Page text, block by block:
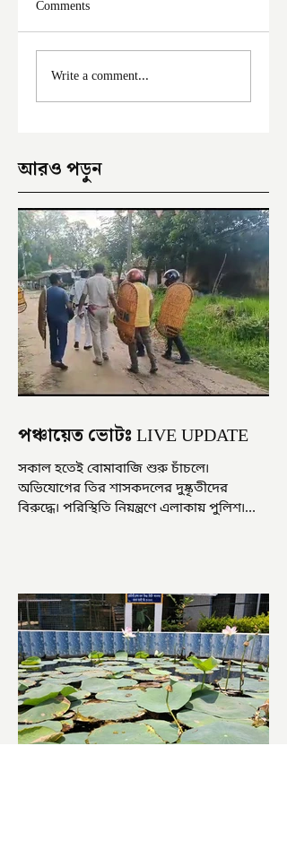
ইংরেজবাজারে
Comments
Write a comment...
আরও পড়ুন
পঞ্চায়েত ভোটঃ LIVE UPDATE
সকাল হতেই বোমাবাজি শুরু চাঁচলে৷
অভিযোগের তির শাসকদলের দুষ্কৃতীদের
বিরুদ্ধে৷ পরিস্থিতি নিয়ন্ত্রণে এলাকায় পুলিশ৷